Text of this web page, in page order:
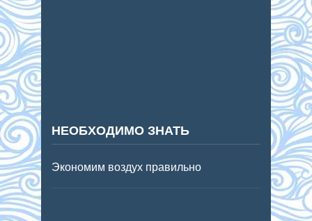
НЕОБХОДИМО ЗНАТЬ
Экономим воздух правильно